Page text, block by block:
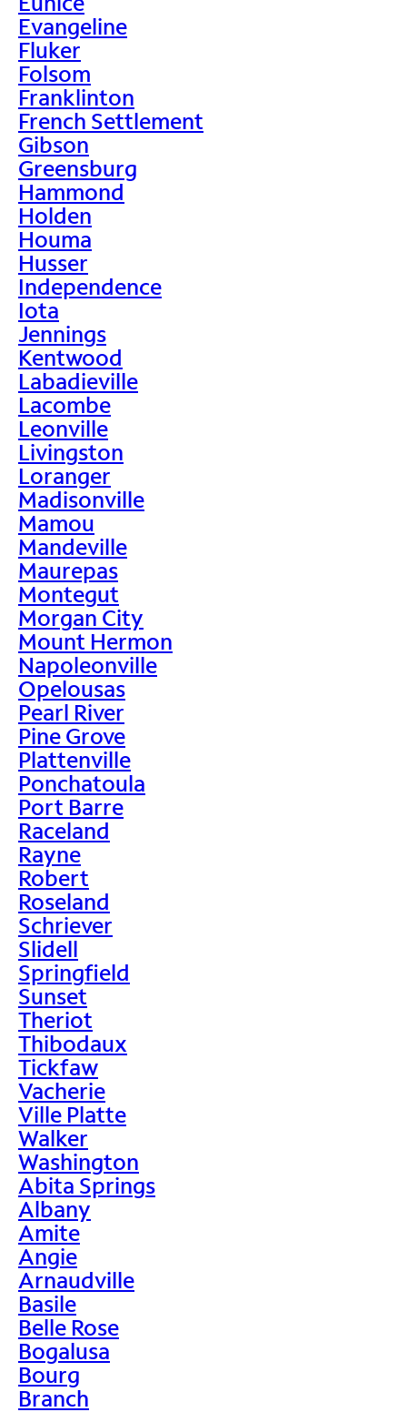
Evangeline
Fluker
Folsom
Franklinton
French Settlement
Gibson
Greensburg
Hammond
Holden
Houma
Husser
Independence
Iota
Jennings
Kentwood
Labadieville
Lacombe
Leonville
Livingston
Loranger
Madisonville
Mamou
Mandeville
Maurepas
Montegut
Morgan City
Mount Hermon
Napoleonville
Opelousas
Pearl River
Pine Grove
Plattenville
Ponchatoula
Port Barre
Raceland
Rayne
Robert
Roseland
Schriever
Slidell
Springfield
Sunset
Theriot
Thibodaux
Tickfaw
Vacherie
Ville Platte
Walker
Washington
Abita Springs
Albany
Amite
Angie
Arnaudville
Basile
Belle Rose
Bogalusa
Bourg
Branch